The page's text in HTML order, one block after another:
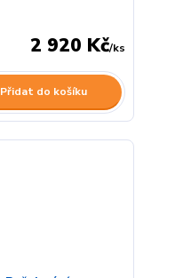
2 920 Kč/ks
Přidat do košíku